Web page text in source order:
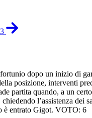
dopo un inizio di
posizione, interventi
partita quando, a un
l’assistenza dei
è entrato Gigot. VOTO: 6